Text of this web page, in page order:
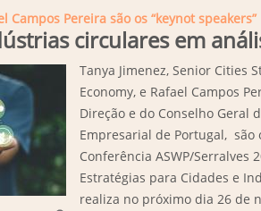
Campos Pereira são os “keynot speakers”
circulares em
Tanya Jimenez, Senior Cities
Economy, e Rafael Campos
Direção e do Conselho Geral
Empresarial de Portugal, são
Conferência ASWP/Serralves
Estratégias para Cidades e
realiza no próximo dia 26 de